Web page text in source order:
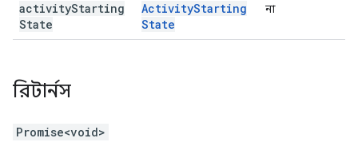
activityStarting
State
ActivityStarting
State
না
রিটার্নস
Promise<void>